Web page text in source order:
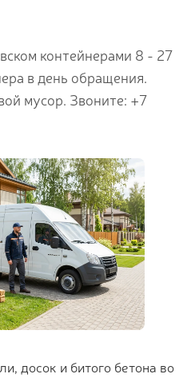
контейнерами 8 - 27
в день обращения.
мусор. Звоните: +7
досок и битого бетона во